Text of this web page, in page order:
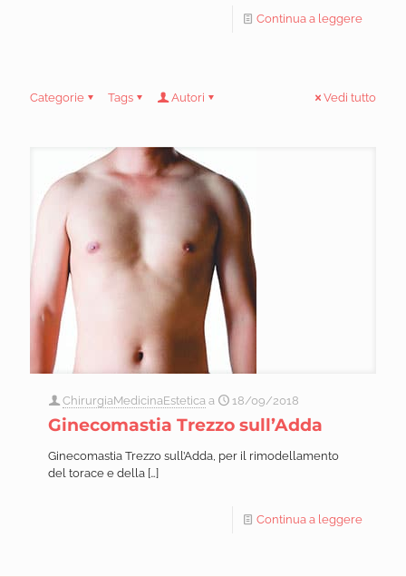
Continua a leggere
Categorie Tags Autori Vedi tutto
ChirurgiaMedicinaEstetica a 18/09/2018
Ginecomastia Trezzo sull’Adda
Ginecomastia Trezzo sull’Adda, per il rimodellamento
del torace e della […]
Continua a leggere